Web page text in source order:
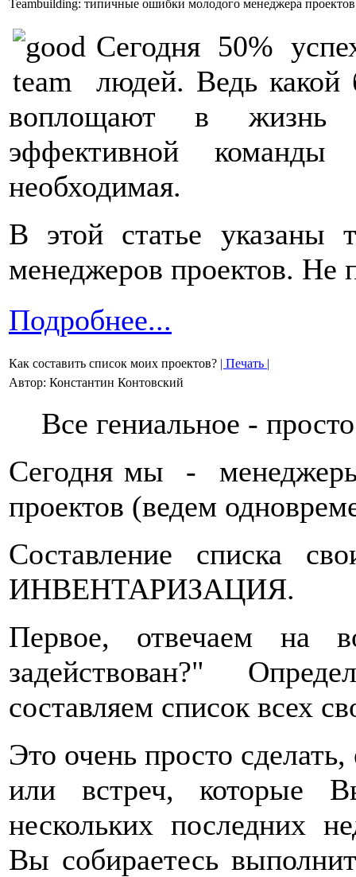
Teambuilding: типичные ошибки молодого менеджера проектов
Сегодня 50%
людей. Ведь
воплощают в жизнь
эффективной
необходимая.
В этой статье указаны
менеджеров проектов. Не
Подробнее...
Как составить список моих проектов? | Печать |
Автор: Константин Контовский
Все гениальное -
Сегодня мы - менеджеры
проектов (ведем
Составление списка
ИНВЕНТАРИЗАЦИЯ.
Первое, отвечаем на
задействован?"
составляем список всех
Это очень просто
или встреч, которые
нескольких последних
Вы собираетесь